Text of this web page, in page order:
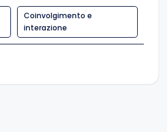
Coinvolgimento e
interazione